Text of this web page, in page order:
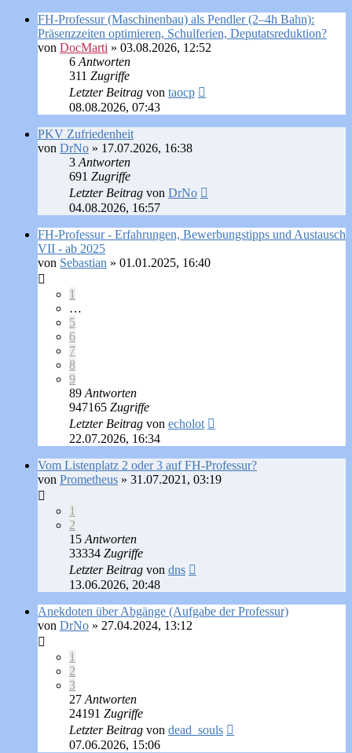
FH-Professur (Maschinenbau) als Pendler (2–4h Bahn):
Präsenzzeiten optimieren, Schulferien, Deputatsreduktion?
von DocMarti » 03.08.2026, 12:52
6 Antworten
311 Zugriffe
Letzter Beitrag von taocp
08.08.2026, 07:43
PKV Zufriedenheit
von DrNo » 17.07.2026, 16:38
3 Antworten
691 Zugriffe
Letzter Beitrag von DrNo
04.08.2026, 16:57
FH-Professur - Erfahrungen, Bewerbungstipps und Austausch
VII - ab 2025
von Sebastian » 01.01.2025, 16:40
1
…
5
6
7
8
9
89 Antworten
947165 Zugriffe
Letzter Beitrag von echolot
22.07.2026, 16:34
Vom Listenplatz 2 oder 3 auf FH-Professur?
von Prometheus » 31.07.2021, 03:19
1
2
15 Antworten
33334 Zugriffe
Letzter Beitrag von dns
13.06.2026, 20:48
Anekdoten über Abgänge (Aufgabe der Professur)
von DrNo » 27.04.2024, 13:12
1
2
3
27 Antworten
24191 Zugriffe
Letzter Beitrag von dead_souls
07.06.2026, 15:06